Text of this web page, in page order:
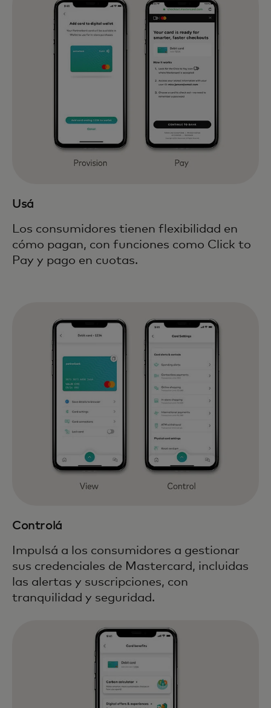
Usá
Los consumidores tienen flexibilidad en
cómo pagan, con funciones como Click to
Pay y pago en cuotas.
Controlá
Impulsá a los consumidores a gestionar
sus credenciales de Mastercard, incluidas
las alertas y suscripciones, con
tranquilidad y seguridad.